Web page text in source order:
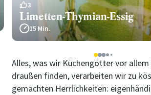
3
Limetten-Thymian-Essig
15 Min.
1234 5
Alles, was wir Küchengötter vor allem
draußen finden, verarbeiten wir zu
gemachten Herrlichkeiten: